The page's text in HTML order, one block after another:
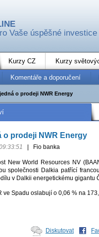
Vaše úspěšné investice
Kurzy CZ Kurzy
Komentáře a doporučení
o prodeji NWR Energy
o prodeji NWR Energy
Fio banka
New World Resources NV
společnosti Dalkia patřící
v Dalkii energetickému gigantu
ve Spadu oslabují o 0,06 % na
Diskutovat